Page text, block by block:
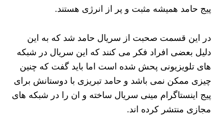
پیج حامد همیشه مثبت و پر از انرژی هستند.
در این قسمت صحبت از سریال حامد شد که به این
دلیل بعضی افراد فکر می کنند که این سریال در شبکه
های تلویزیونی پحش شده است اما باید گفت که چنین
چیزی ممکن نمی باشد و حامد تبریزی با دوستانش برای
پیج اینستاگرام مینی سریال ساخته و ان را در شبکه های
مجازی منتشر کرده اند.